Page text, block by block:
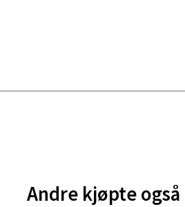
Andre kjøpte også
Senter Mo i Rana